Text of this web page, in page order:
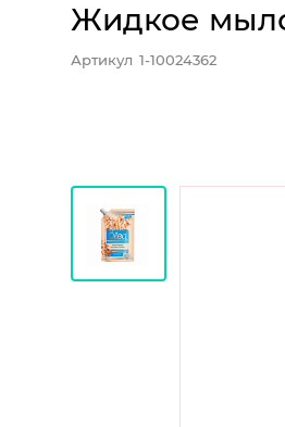
Жидкое
Артикул 1-10024362